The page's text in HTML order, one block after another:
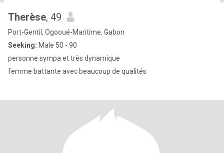
Therèse, 49
Port-Gentil, Ogooué-Maritime, Gabon
Seeking: Male 50 - 90
personne sympa et très dynamique
femme battante avec beaucoup de qualités